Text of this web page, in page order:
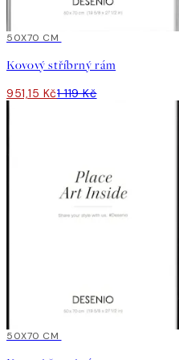
15%*
50X70 CM
Kovový stříbrný rám
951,15 Kč1 119 Kč
15%*
50X70 CM